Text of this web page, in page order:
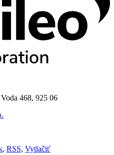
468, 925 06
, RSS, Vytlačiť